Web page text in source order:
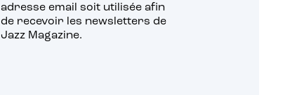
adresse email soit utilisée afin
de recevoir les newsletters de
Jazz Magazine.